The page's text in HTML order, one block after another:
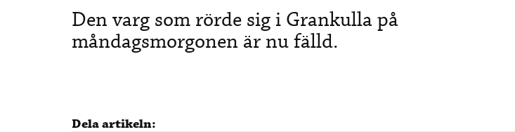
Den varg som rörde sig i Grankulla på
måndagsmorgonen är nu fälld.
Dela artikeln: